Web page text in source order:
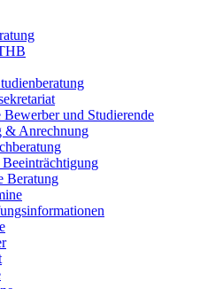
Bewerber und Studierende
& Anrechnung
Beratung